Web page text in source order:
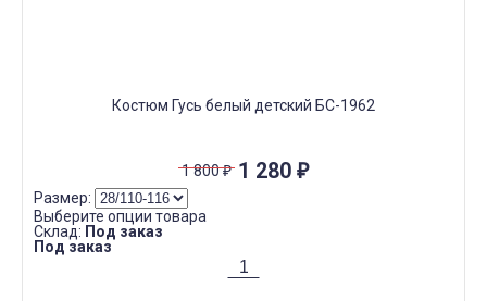
Костюм Гусь белый детский БС-1962
1 800₽ 1 280 ₽
Размер:
Выберите опции товара
Склад: Под заказ
Под заказ